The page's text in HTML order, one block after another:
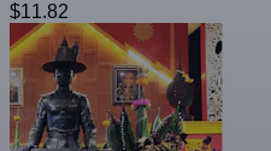
$11.82